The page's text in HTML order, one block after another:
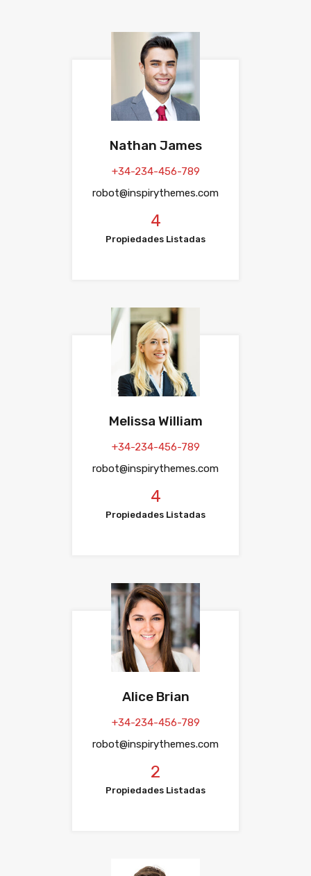
Nathan James
+34-234-456-789
robot@inspirythemes.com
4
Propiedades Listadas
Melissa William
+34-234-456-789
robot@inspirythemes.com
4
Propiedades Listadas
Alice Brian
+34-234-456-789
robot@inspirythemes.com
2
Propiedades Listadas